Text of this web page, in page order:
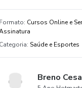
Formato: Cursos Online e
Categoria: Saúde e Esportes
Breno